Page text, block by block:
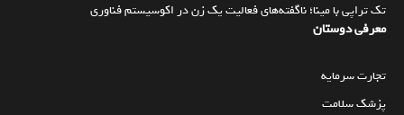
تک تراپی با مینا؛ ناگفته‌های فعالیت یک زن در اکوسیستم فناوری
معرفی دوستان
تجارت سرمایه
پزشک سلامت